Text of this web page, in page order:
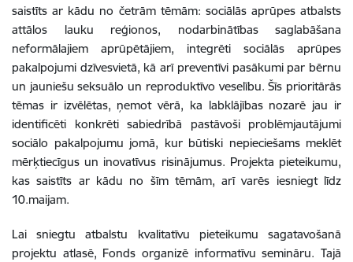
saistīts ar kādu no četrām tēmām: sociālās aprūpes atbalsts
attālos lauku reģionos, nodarbinātības saglabāšana
neformālajiem aprūpētājiem, integrēti sociālās aprūpes
pakalpojumi dzīvesvietā, kā arī preventīvi pasākumi par bērnu
un jauniešu seksuālo un reproduktīvo veselību. Šīs prioritārās
tēmas ir izvēlētas, ņemot vērā, ka labklājības nozarē jau ir
identificēti konkrēti sabiedrībā pastāvoši problēmjautājumi
sociālo pakalpojumu jomā, kur būtiski nepieciešams meklēt
mērķtiecīgus un inovatīvus risinājumus. Projekta pieteikumu,
kas saistīts ar kādu no šīm tēmām, arī varēs iesniegt līdz
10.maijam.
Lai sniegtu atbalstu kvalitatīvu pieteikumu sagatavošanā
projektu atlasē, Fonds organizē informatīvu semināru. Tajā